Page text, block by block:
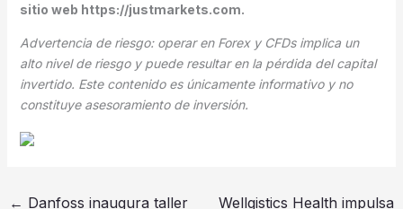
sitio web https://justmarkets.com.
Advertencia de riesgo: operar en Forex y CFDs implica un
alto nivel de riesgo y puede resultar en la pérdida del capital
invertido. Este contenido es únicamente informativo y no
constituye asesoramiento de inversión.
← Danfoss inaugura taller Wellgistics Health impulsa